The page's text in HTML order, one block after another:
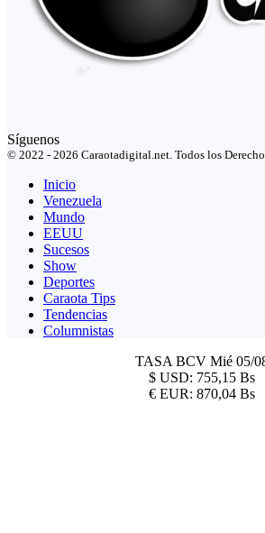
Síguenos
© 2022 - 2026 Caraotadigital.net. Todos los
Inicio
Venezuela
Mundo
EEUU
Sucesos
Show
Deportes
Caraota Tips
Tendencias
Columnistas
TASA BCV Mié 05/
$ USD: 755,15 Bs
€ EUR: 870,04 Bs